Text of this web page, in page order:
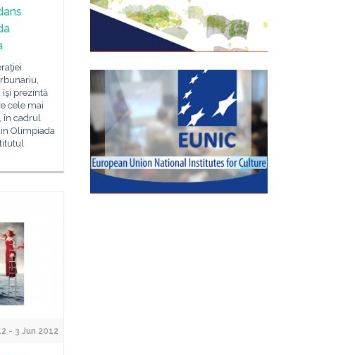
îşi prezintă
cele mai
în cadrul
Olimpiada
- 3 Jun 2012